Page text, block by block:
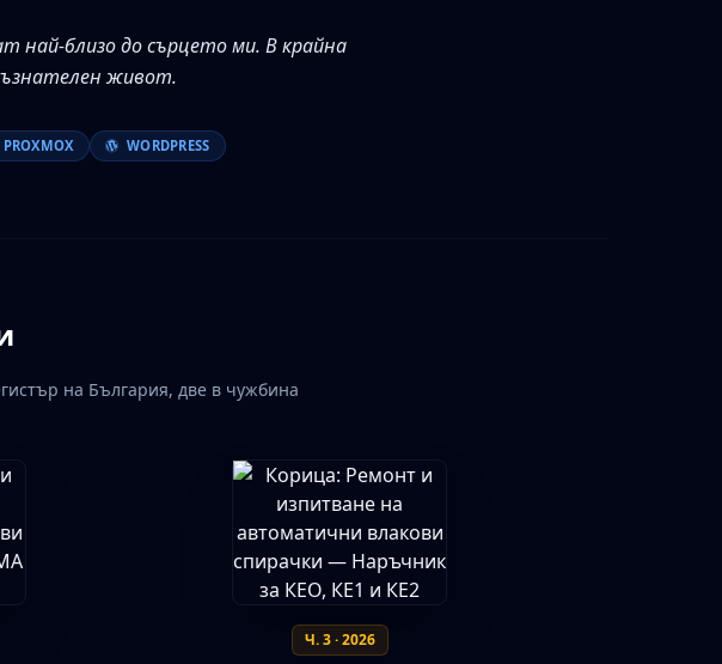
най-близо до сърцето ми. В крайна
живот.
PROXMOX WORDPRESS
на България, две в чужбина
Ч. 3 · 2026